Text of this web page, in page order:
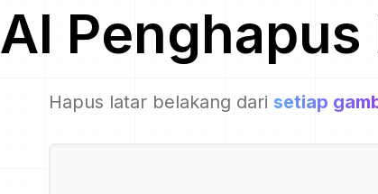
AI Penghapus
Hapus latar belakang dari setiap